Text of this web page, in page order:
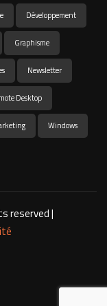
Développement
Graphisme
Newsletter
Desktop
Windows
reserved |